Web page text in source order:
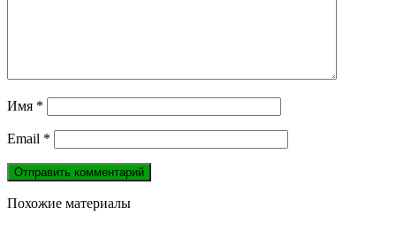
Имя *
Email *
Похожие материалы